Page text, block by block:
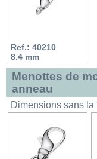
Ref.: 40210
8.4 mm
Menottes de
anneau
Dimensions sans la